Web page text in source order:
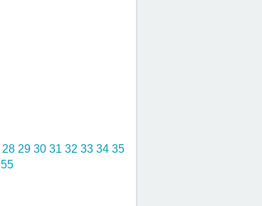
28 29 30 31 32 33 34 35
55